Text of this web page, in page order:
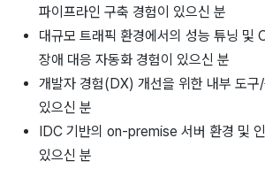
파이프라인 구축 경험이 있으신 분
대규모 트래픽 환경에서의 성능 튜닝 및
장애 대응 자동화 경험이 있으신 분
개발자 경험(DX) 개선을 위한 내부 도구/
있으신 분
IDC 기반의 on-premise 서버 환경 및 인
있으신 분